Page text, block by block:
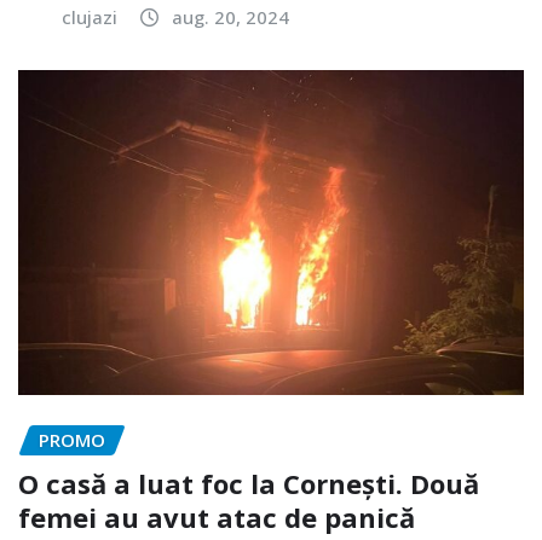
clujazi aug. 20, 2024
PROMO
O casă a luat foc la Cornești. Două
femei au avut atac de panică